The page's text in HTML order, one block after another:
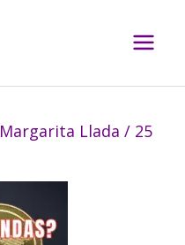
Margarita Llada / 25